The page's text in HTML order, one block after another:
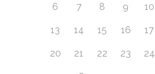
6 7 8 9 10
13 14 15 16 17
20 21 22 23 24